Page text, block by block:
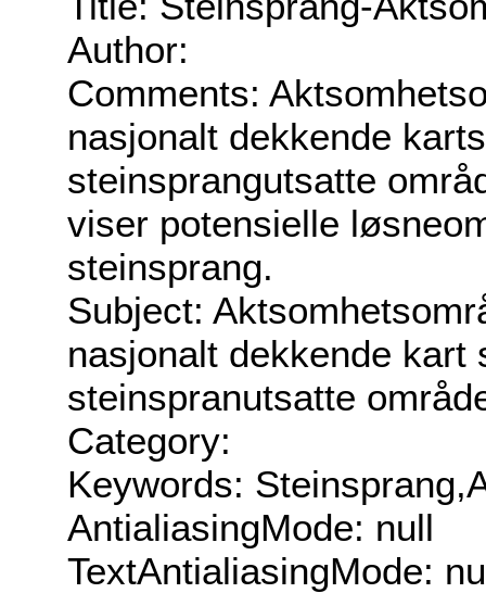
Author:
Comments:
nasjonalt dekkende
steinsprangutsatte
viser potensielle
steinsprang.
Subject:
nasjonalt dekkende kart
steinspranutsatte
Category:
Keywords:
AntialiasingMode: null
TextAntialiasingMode: